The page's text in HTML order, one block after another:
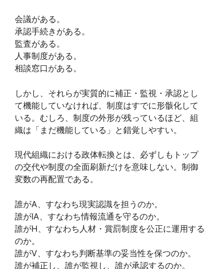
会議がある。
承認手続きがある。
監査がある。
人事制度がある。
相談窓口がある。
しかし、それらが実質的に補正・監視・承認とし
て機能していなければ、制度はすでに形骸化して
いる。むしろ、制度の外形が残っているほど、組
織は「まだ機能している」と錯覚しやすい。
現代組織における政体転換とは、必ずしもトップ
の交代や制度の全面刷新だけを意味しない。制御
変数の再配置である。
誰がA、すなわち現実認識を担うのか。
誰がIA、すなわち情報流通を守るのか。
誰がH、すなわち人材・賞罰制度を公正に運用する
のか。
誰がV、すなわち判断基準の妥当性を保つのか。
誰が補正し、誰が監視し、誰が承認するのか。